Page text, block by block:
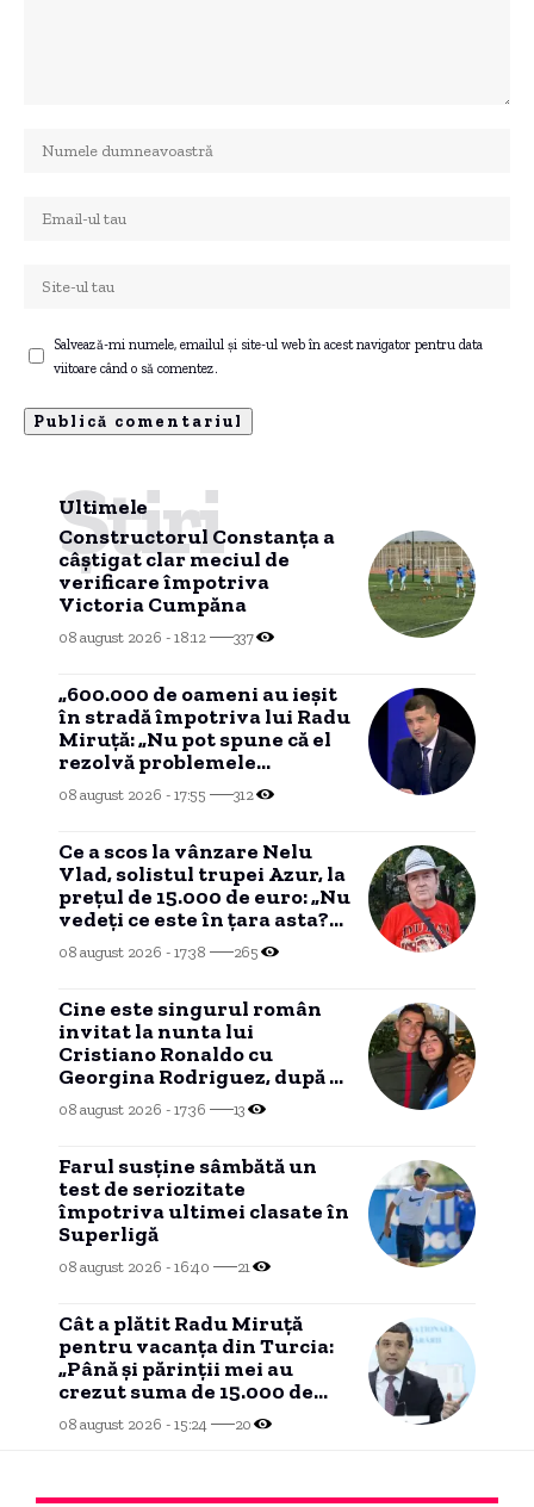
Salvează-mi numele, emailul și site-ul web în acest navigator pentru data
viitoare când o să comentez.
Ultimele
Știri
Constructorul Constanța a
câștigat clar meciul de
verificare împotriva
Victoria Cumpăna
08 august 2026 - 18:12 337
„600.000 de oameni au ieșit
în stradă împotriva lui Radu
Miruță: „Nu pot spune că el
rezolvă problemele
românilor””
08 august 2026 - 17:55 312
Ce a scos la vânzare Nelu
Vlad, solistul trupei Azur, la
prețul de 15.000 de euro: „Nu
vedeți ce este în țara asta?
Nu mai am timp”
08 august 2026 - 17:38 265
Cine este singurul român
invitat la nunta lui
Cristiano Ronaldo cu
Georgina Rodriguez, după o
legătură de două decenii.
08 august 2026 - 17:36 13
Farul susține sâmbătă un
test de seriozitate
împotriva ultimei clasate în
Superligă
08 august 2026 - 16:40 21
Cât a plătit Radu Miruță
pentru vacanța din Turcia:
„Până și părinții mei au
crezut suma de 15.000 de
euro”
08 august 2026 - 15:24 20